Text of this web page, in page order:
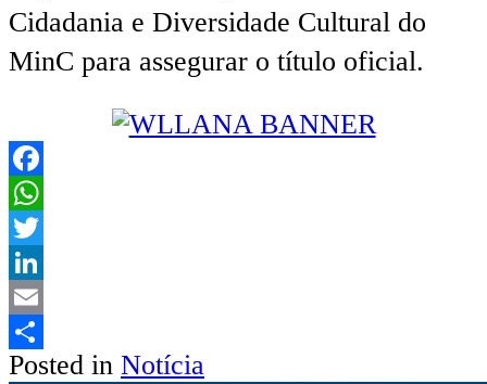
Cidadania e Diversidade Cultural do
MinC para assegurar o título oficial.
Facebook
WhatsApp
Twitter
LinkedIn
Email
Share
Posted in Notícia